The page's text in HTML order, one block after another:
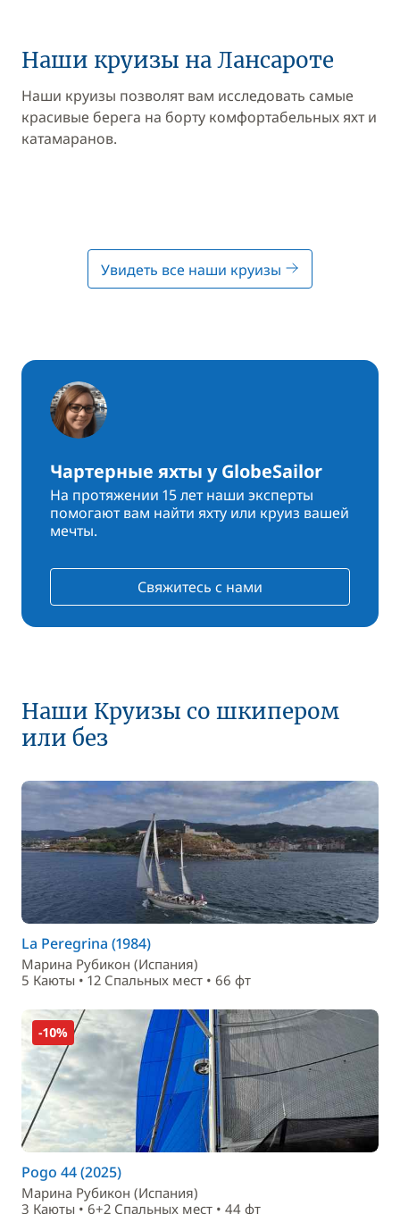
Наши круизы на Лансароте
Наши круизы позволят вам исследовать самые
красивые берега на борту комфортабельных яхт и
катамаранов.
Увидеть все наши круизы
Чартерные яхты у GlobeSailor
На протяжении 15 лет наши эксперты
помогают вам найти яхту или круиз вашей
мечты.
Свяжитесь с нами
Наши Круизы со шкипером
или без
La Peregrina (1984)
Марина Рубикон (Испания)
5 Каюты • 12 Спальныx мест • 66 фт
-10%
Pogo 44 (2025)
Марина Рубикон (Испания)
3 Каюты • 6+2 Спальныx мест • 44 фт